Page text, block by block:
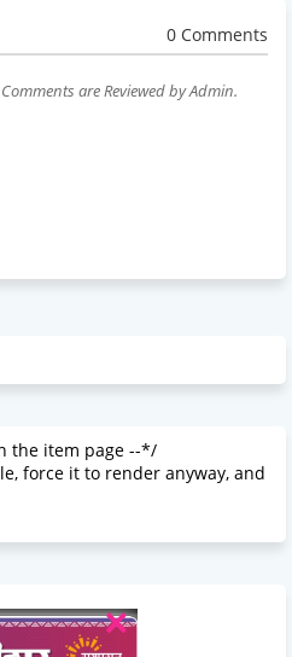
0 Comments
are Reviewed by Admin.
the item page --*/
force it to render anyway, and